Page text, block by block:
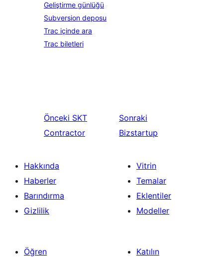
Geliştirme günlüğü
Subversion deposu
Trac içinde ara
Trac biletleri
Önceki SKT
Contractor
Sonraki
Bizstartup
Hakkında
Haberler
Barındırma
Gizlilik
Vitrin
Temalar
Eklentiler
Modeller
Öğren
Katılın